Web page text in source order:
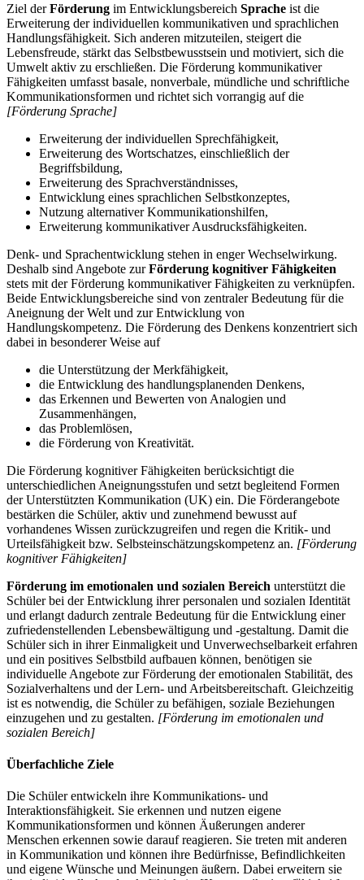
Ziel derFörderung im Entwicklungsbereich Sprache ist die
Erweiterung der individuellen kommunikativen und sprachlichen
Handlungsfähigkeit. Sich anderen mitzuteilen, steigert die
Lebensfreude, stärkt das Selbstbewusstsein und motiviert, sich die
Umwelt aktiv zu erschließen. Die Förderung kommunikativer
Fähigkeiten umfasst basale, nonverbale, mündliche und schriftliche
Kommunikationsformen und richtet sich vorrangig auf die
[Förderung Sprache]
Erweiterung der individuellen Sprechfähigkeit,
Erweiterung des Wortschatzes, einschließlich der
Begriffsbildung,
Erweiterung des Sprachverständnisses,
Entwicklung eines sprachlichen Selbstkonzeptes,
Nutzung alternativer Kommunikationshilfen,
Erweiterung kommunikativer Ausdrucksfähigkeiten.
Denk- und Sprachentwicklung stehen in enger Wechselwirkung.
Deshalb sind Angebote zurFörderung kognitiver Fähigkeiten
stets mit der Förderung kommunikativer Fähigkeiten zu verknüpfen.
Beide Entwicklungsbereiche sind von zentraler Bedeutung für die
Aneignung der Welt und zur Entwicklung von
Handlungskompetenz. Die Förderung des Denkens konzentriert sich
dabei in besonderer Weise auf
die Unterstützung der Merkfähigkeit,
die Entwicklung des handlungsplanenden Denkens,
das Erkennen und Bewerten von Analogien und
Zusammenhängen,
das Problemlösen,
die Förderung von Kreativität.
Die Förderung kognitiver Fähigkeiten berücksichtigt die
unterschiedlichen Aneignungsstufen und setzt begleitend Formen
der Unterstützten Kommunikation (UK) ein. Die Förderangebote
bestärken die Schüler, aktiv und zunehmend bewusst auf
vorhandenes Wissen zurückzugreifen und regen die Kritik- und
Urteilsfähigkeit bzw. Selbsteinschätzungskompetenz an. [Förderung
kognitiver Fähigkeiten]
Förderung im emotionalen und sozialen Bereich unterstützt die
Schüler bei der Entwicklung ihrer personalen und sozialen Identität
und erlangt dadurch zentrale Bedeutung für die Entwicklung einer
zufriedenstellenden Lebensbewältigung und -gestaltung. Damit die
Schüler sich in ihrer Einmaligkeit und Unverwechselbarkeit erfahren
und ein positives Selbstbild aufbauen können, benötigen sie
individuelle Angebote zur Förderung der emotionalen Stabilität, des
Sozialverhaltens und der Lern- und Arbeitsbereitschaft. Gleichzeitig
ist es notwendig, die Schüler zu befähigen, soziale Beziehungen
einzugehen und zu gestalten. [Förderung im emotionalen und
sozialen Bereich]
Überfachliche Ziele
Die Schüler entwickeln ihre Kommunikations- und
Interaktionsfähigkeit. Sie erkennen und nutzen eigene
Kommunikationsformen und können Äußerungen anderer
Menschen erkennen sowie darauf reagieren. Sie treten mit anderen
in Kommunikation und können ihre Bedürfnisse, Befindlichkeiten
und eigene Wünsche und Meinungen äußern. Dabei erweitern sie